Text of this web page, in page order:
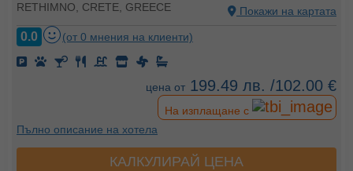
RETHIMNO, CRETE, GREECE Покажи на картата
0.0 (от 0 мнения на клиенти)
цена от 199.49 лв. /102.00 €
На изплащане с
Пълно описание на хотела
КАЛКУЛИРАЙ ЦЕНА